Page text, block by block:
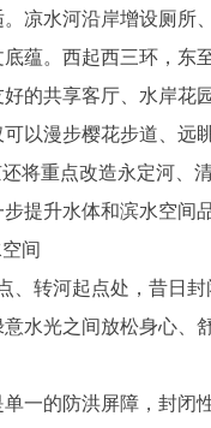
水河沿岸增设厕所
。西起西三环，东至
的共享客厅、水岸花
以漫步樱花步道、远
重点改造永定河、清
提升水体和滨水空间
间
转河起点处，昔日封
水光之间放松身心、
的防洪屏障，封闭性